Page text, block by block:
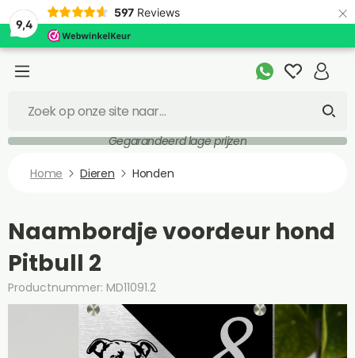
9,4
597 Reviews ×
Gegarandeerd lage prijzen
Home Dieren Honden
Naambordje voordeur hond
Pitbull 2
Productnummer: MD11091.2